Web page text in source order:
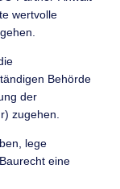
wertvolle
Behörde
der
zugehen.
lege
eine